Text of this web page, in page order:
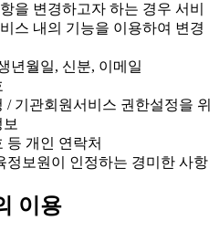
을 변경하고자 하는 경우 서비
스 내의 기능을 이용하여 변경
년월일, 신분, 이메일
기관회원서비스 권한설정을 위
개인 연락처
보원이 인정하는 경미한 사항
이용